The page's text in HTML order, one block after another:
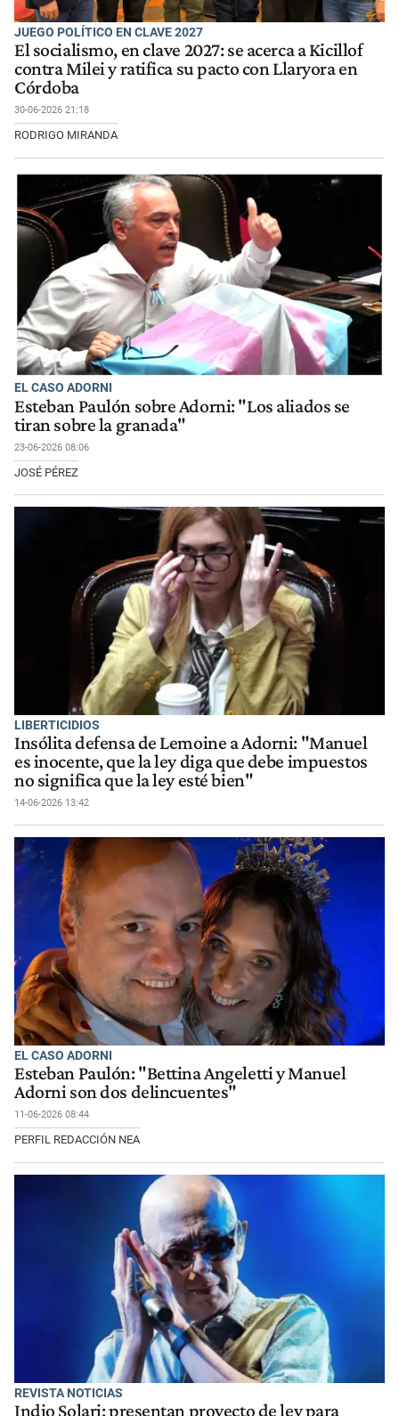
JUEGO POLÍTICO EN CLAVE 2027
El socialismo, en clave 2027: se acerca a Kicillof
contra Milei y ratifica su pacto con Llaryora en
Córdoba
30-06-2026 21:18
RODRIGO MIRANDA
EL CASO ADORNI
Esteban Paulón sobre Adorni: "Los aliados se
tiran sobre la granada"
23-06-2026 08:06
JOSÉ PÉREZ
LIBERTICIDIOS
Insólita defensa de Lemoine a Adorni: "Manuel
es inocente, que la ley diga que debe impuestos
no significa que la ley esté bien"
14-06-2026 13:42
EL CASO ADORNI
Esteban Paulón: "Bettina Angeletti y Manuel
Adorni son dos delincuentes"
11-06-2026 08:44
PERFIL REDACCIÓN NEA
REVISTA NOTICIAS
Indio Solari: presentan proyecto de ley para